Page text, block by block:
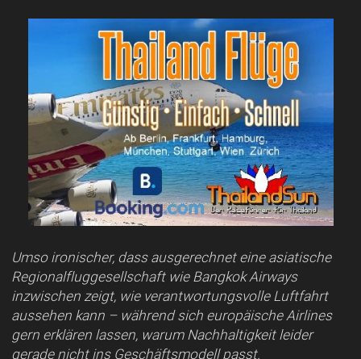
Umso ironischer, dass ausgerechnet eine asiatische
Regionalfluggesellschaft wie Bangkok Airways
inzwischen zeigt, wie verantwortungsvolle Luftfahrt
aussehen kann – während sich europäische Airlines
gern erklären lassen, warum Nachhaltigkeit leider
gerade nicht ins Geschäftsmodell passt.